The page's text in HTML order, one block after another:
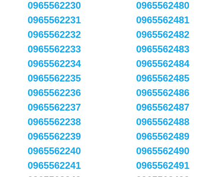
0965562230
0965562231
0965562232
0965562233
0965562234
0965562235
0965562236
0965562237
0965562238
0965562239
0965562240
0965562241
0965562480
0965562481
0965562482
0965562483
0965562484
0965562485
0965562486
0965562487
0965562488
0965562489
0965562490
0965562491